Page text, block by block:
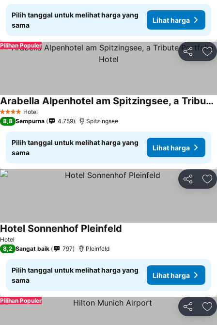
Pilih tanggal untuk melihat harga yang
sama
Lihat harga
Bagikan
Pilihan Populer
4 BintangHotel
Arabella Alpenhotel am Spitzingsee, a Tribute Portfolio Hotel
8,8 Sempurna 4.759 Spitzingsee
Pilih tanggal untuk melihat harga yang
sama
Lihat harga
Bagikan
Hotel
Hotel Sonnenhof Pleinfeld
8,2 Sangat baik 797 Pleinfeld
Pilih tanggal untuk melihat harga yang
sama
Lihat harga
Bagikan
Pilihan Populer